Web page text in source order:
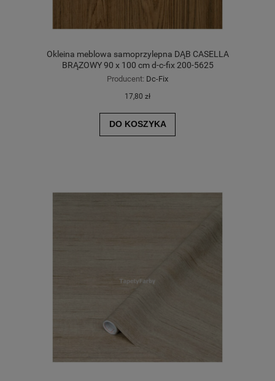
Okleina meblowa samoprzylepna DĄB CASELLA
BRĄZOWY 90 x 100 cm d-c-fix 200-5625
Producent: Dc-Fix
17,80 zł
DO KOSZYKA